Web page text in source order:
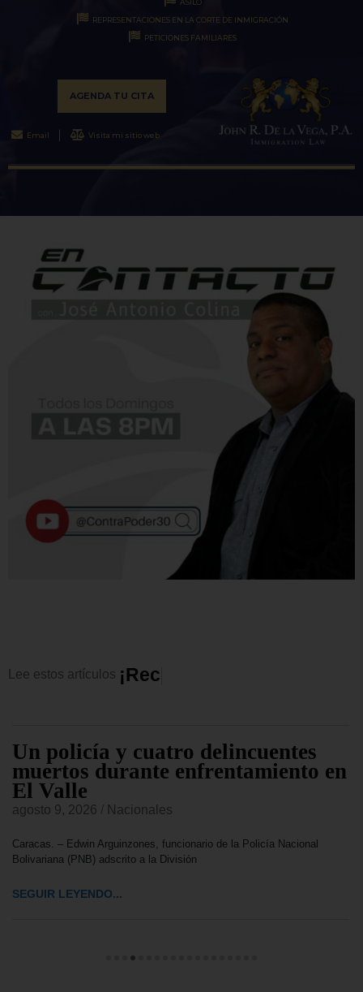
ASILO
REPRESENTACIONES EN LA CORTE DE INMIGRACIÓN
PETICIONES FAMILIARES
AGENDA TU CITA
Email Visita mi sitio web
Lee estos artículos ¡Rec
Un policía y cuatro delincuentes
muertos durante enfrentamiento en
El Valle
agosto 9, 2026 Nacionales
Caracas. – Edwin Arguinzones, funcionario de la Policía Nacional
Bolivariana (PNB) adscrito a la División
SEGUIR LEYENDO...